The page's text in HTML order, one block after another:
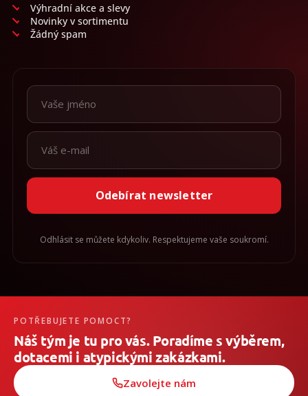
Výhradní akce a slevy
Novinky v sortimentu
Žádný spam
Odebírat newsletter
Odhlásit se můžete kdykoliv. Respektujeme vaše soukromí.
POTŘEBUJETE POMOCT?
Náš tým je tu pro vás. Poradíme s výběrem,
dotacemi i atypickými zakázkami.
Zavolejte nám